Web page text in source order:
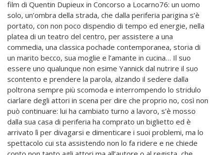
film di Quentin Dupieux in Concorso a Locarno76: un uomo
solo, un’ombra della strada, che dalla periferia parigina s’è
portato, con non poco dispendio di tempo ed energie, nella
platea di un teatro del centro, per assistere a una
commedia, una classica pochade contemporanea, storia di
un marito becco, sua moglie e l’amante in cucina… Il suo
essere uno qualunque non esime Yannick dal nutrire il suo
scontento e prendere la parola, alzando il sedere dalla
poltrona sempre più scomoda e interrompendo lo stridulo
ciarlare degli attori in scena per dire che proprio no, così non
può continuare: lui ha cambiato turno a lavoro, s’è mosso
dalla sua casa di periferia ha comprato un biglietto ed è
arrivato lì per divagarsi e dimenticare i suoi problemi, ma lo
spettacolo cui sta assistendo non lo fa ridere e ne chiede